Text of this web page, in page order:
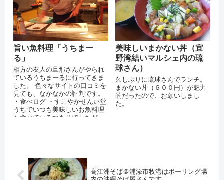
旨い魚料理「うちまー
る」
相方の友人の旦那さんがやられ
ているうちまーるに行ってきま
した。 色々なサイトの口コミを
見ても、なかなかの評判です。
・食べログ ・すこやかせんい堂
うちでいつも美味しいお魚料理
を食べているつもりでしたが、
美味しいまかない丼（宜
野湾結いマルシェ内の琉
球さん）
久しぶりに琉球さんでランチ。
まかない丼（６００円）が魅力
的だったので、お願いしまし
た。
高江洲そば＠浦添市牧港はボーリング場